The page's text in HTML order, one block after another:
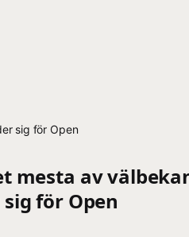
sig för Open
mesta av
för Open